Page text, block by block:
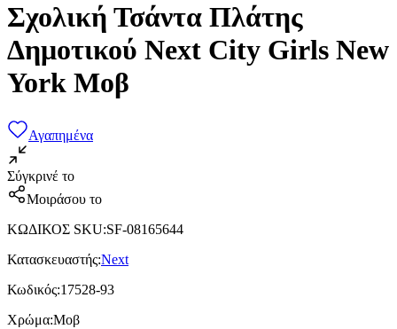
Σχολική Τσάντα Πλάτης
Δημοτικού Next City Girls New
York Μοβ
Αγαπημένα
Σύγκρινέ το
Μοιράσου το
ΚΩΔΙΚΟΣ SKU:SF-08165644
Κατασκευαστής:Next
Κωδικός:17528-93
Χρώμα:Μοβ